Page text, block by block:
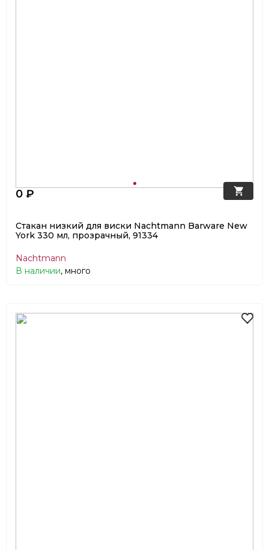
0 ₽
Стакан низкий для виски Nachtmann Barware New
York 330 мл, прозрачный, 91334
Nachtmann
В наличии, много